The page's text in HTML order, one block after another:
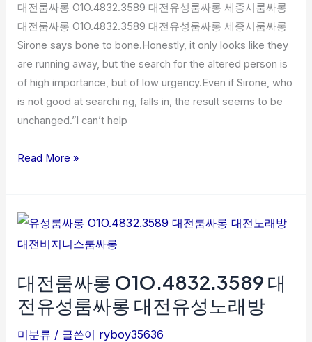
대전룸싸롱 O1O.4832.3589 대전유성룸싸롱 세종시룸싸롱
대전룸싸롱 O1O.4832.3589 대전유성룸싸롱 세종시룸싸롱
Sirone says bone to bone.Honestly, it only looks like they
are running away, but the search for the altered person is
of high importance, but of low urgency.Even if Sirone, who
is not good at searchi ng, falls in, the result seems to be
unchanged.”I can’t help
유
성
룸
싸
롱
세
종
룸
Read More »
대전룸싸롱 O1O.4832.3589 대
전유성룸싸롱 대전유성노래방
미분류 / 글쓴이 ryboy35636
대
전
싸
O1O.4832.3589
대